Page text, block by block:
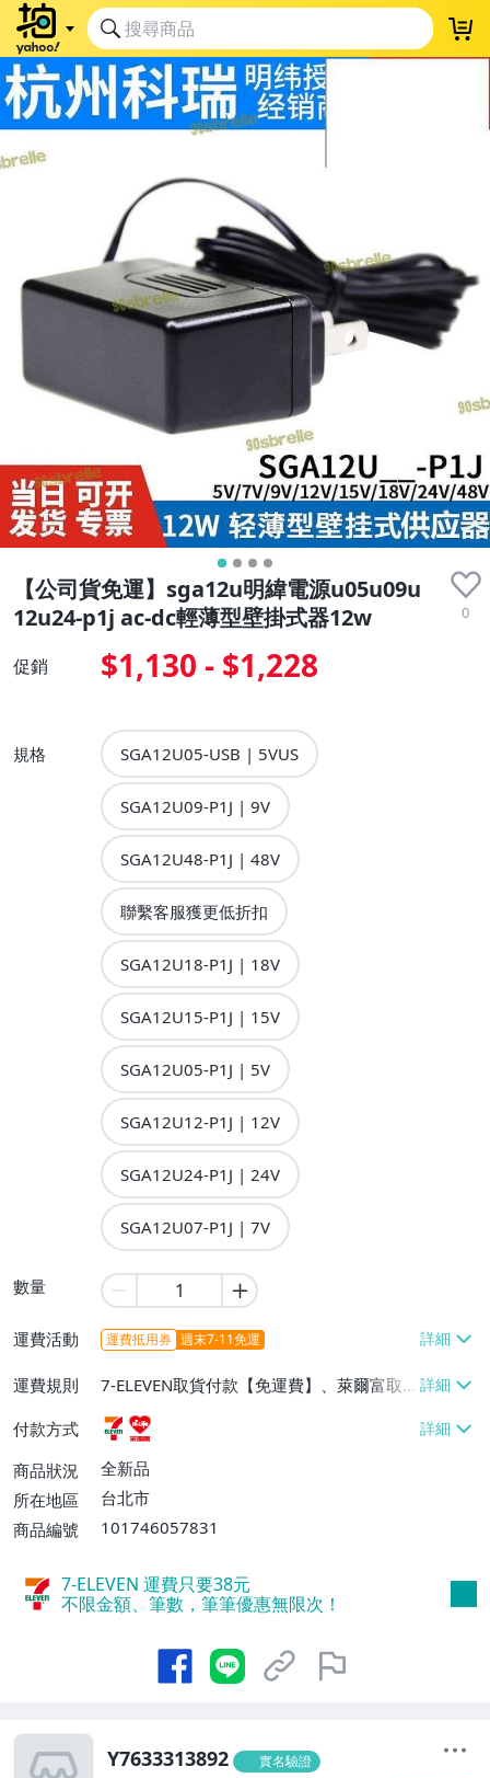
【公司貨免運】sga12u明緯電源u05u09u
12u24-p1j ac-dc輕薄型壁掛式器12w
0
促銷 $1,130 - $1,228
規格 SGA12U05-USB | 5VUS
SGA12U09-P1J | 9V
SGA12U48-P1J | 48V
聯繫客服獲更低折扣
SGA12U18-P1J | 18V
SGA12U15-P1J | 15V
SGA12U05-P1J | 5V
SGA12U12-P1J | 12V
SGA12U24-P1J | 24V
SGA12U07-P1J | 7V
數量
運費活動 運費抵用券 週末7-11免運
運費規則
7-ELEVEN取貨付款【免運費】、萊爾富取
貨付款【免運費】
付款方式
商品狀況
全新品
所在地區
台北市
商品編號
101746057831
7-ELEVEN 運費只要38元
不限金額、筆數，筆筆優惠無限次！
Y7633313892 實名驗證